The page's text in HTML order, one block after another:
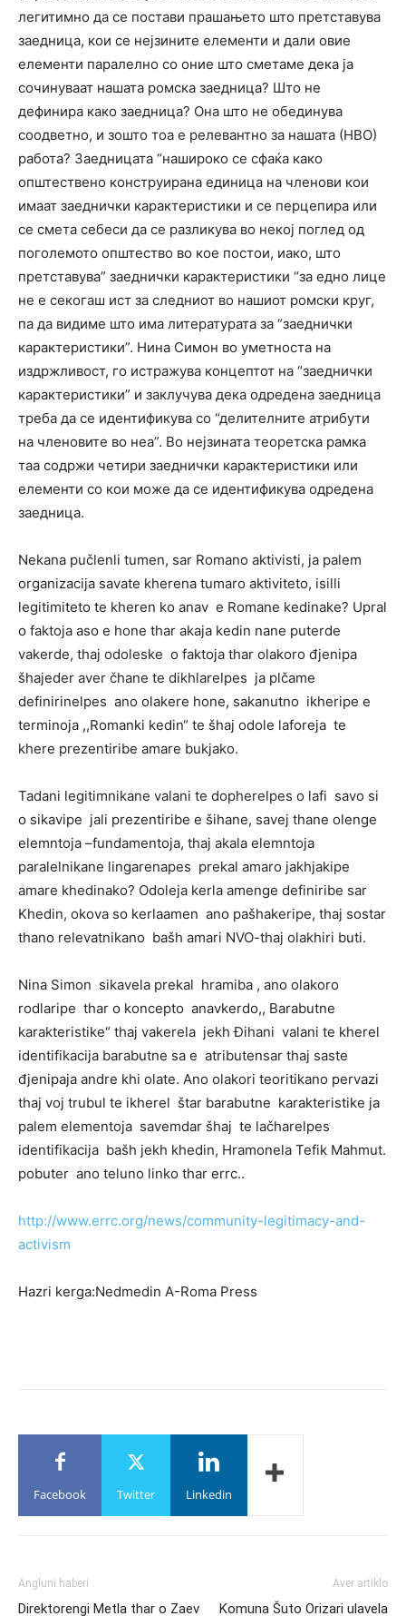
легитимно да се постави прашањето што претставува
заедница, кои се нејзините елементи и дали овие
елементи паралелно со оние што сметаме дека ја
сочинуваат нашата ромска заедница? Што не
дефинира како заедница? Она што не обединува
соодветно, и зошто тоа е релевантно за нашата (НВО)
работа? Заедницата “нашироко се сфаќа како
општествено конструирана единица на членови кои
имаат заеднички карактеристики и се перцепира или
се смета себеси да се разликува во некој поглед од
поголемото општество во кое постои, иако, што
претставува” заеднички карактеристики “за едно лице
не е секогаш ист за следниот во нашиот ромски круг,
па да видиме што има литературата за “заеднички
карактеристики”. Нина Симон во уметноста на
издржливост, го истражува концептот на “заеднички
карактеристики” и заклучува дека одредена заедница
треба да се идентификува со “делителните атрибути
на членовите во неа”. Во нејзината теоретска рамка
таа содржи четири заеднички карактеристики или
елементи со кои може да се идентификува одредена
заедница.
Nekana pučlenli tumen, sar Romano aktivisti, ja palem
organizacija savate kherena tumaro aktiviteto, isilli
legitimiteto te kheren ko anav e Romane kedinake? Upral
o faktoja aso e hone thar akaja kedin nane puterde
vakerde, thaj odoleske o faktoja thar olakoro đjenipa
šhajeder aver čhane te dikhlarelpes ja plčame
definirinelpes ano olakere hone, sakanutno ikheripe e
terminoja ,,Romanki kedin“ te šhaj odole laforeja te
khere prezentiribe amare bukjako.
Tadani legitimnikane valani te dopherelpes o lafi savo si
o sikavipe jali prezentiribe e šihane, savej thane olenge
elemntoja –fundamentoja, thaj akala elemntoja
paralelnikane lingarenapes prekal amaro jakhjakipe
amare khedinako? Odoleja kerla amenge definiribe sar
Khedin, okova so kerlaamen ano pašhakeripe, thaj sostar
thano relevatnikano bašh amari NVO-thaj olakhiri buti.
Nina Simon sikavela prekal hramiba , ano olakoro
rodlaripe thar o koncepto anavkerdo,, Barabutne
karakteristike“ thaj vakerela jekh Đihani valani te kherel
identifikacija barabutne sa e atributensar thaj saste
đjenipaja andre khi olate. Ano olakori teoritikano pervazi
thaj voj trubul te ikherel štar barabutne karakteristike ja
palem elementoja savemdar šhaj te lačharelpes
identifikacija bašh jekh khedin, Hramonela Tefik Mahmut.
pobuter ano teluno linko thar errc..
http://www.errc.org/news/community-legitimacy-and-
activism
Hazri kerga:Nedmedin A-Roma Press
Facebook Twitter Linkedin
Angluni haberi
Direktorengi Metla thar o Zaev
Aver artiklo
Komuna Šuto Orizari ulavela